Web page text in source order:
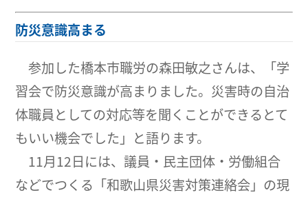
防災意識高まる
参加した橋本市職労の森田敏之さんは、「学
習会で防災意識が高まりました。災害時の自治
体職員としての対応等を聞くことができるとて
もいい機会でした」と語ります。
11月12日には、議員・民主団体・労働組合
などでつくる「和歌山県災害対策連絡会」の現